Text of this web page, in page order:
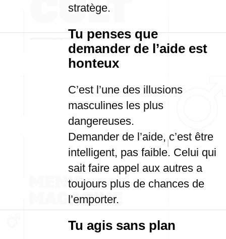
stratège.
Tu penses que
demander de l’aide est
honteux
C’est l’une des illusions
masculines les plus
dangereuses.
Demander de l’aide, c’est être
intelligent, pas faible. Celui qui
sait faire appel aux autres a
toujours plus de chances de
l’emporter.
Tu agis sans plan